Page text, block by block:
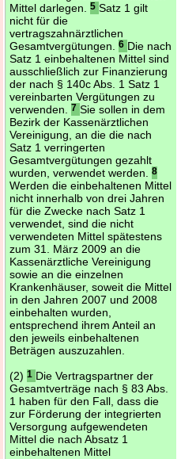
Mittel darlegen.
5 Satz 1 gilt
nicht für die
vertragszahnärztlichen
Gesamtvergütungen.
6 Die nach
Satz 1 einbehaltenen Mittel sind
ausschließlich zur Finanzierung
der nach § 140c Abs. 1 Satz 1
vereinbarten Vergütungen zu
verwenden.
7 Sie sollen in dem
Bezirk der Kassenärztlichen
Vereinigung, an die die nach
Satz 1 verringerten
Gesamtvergütungen gezahlt
wurden, verwendet werden.
8
Werden die einbehaltenen Mittel
nicht innerhalb von drei Jahren
für die Zwecke nach Satz 1
verwendet, sind die nicht
verwendeten Mittel spätestens
zum 31. März 2009 an die
Kassenärztliche Vereinigung
sowie an die einzelnen
Krankenhäuser, soweit die Mittel
in den Jahren 2007 und 2008
einbehalten wurden,
entsprechend ihrem Anteil an
den jeweils einbehaltenen
Beträgen auszuzahlen.
(2) 1 Die Vertragspartner der
Gesamtverträge nach § 83 Abs.
1 haben für den Fall, dass die
zur Förderung der integrierten
Versorgung aufgewendeten
Mittel die nach Absatz 1
einbehaltenen Mittel